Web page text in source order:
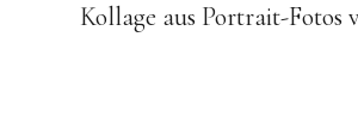
Kollage aus Portrait-